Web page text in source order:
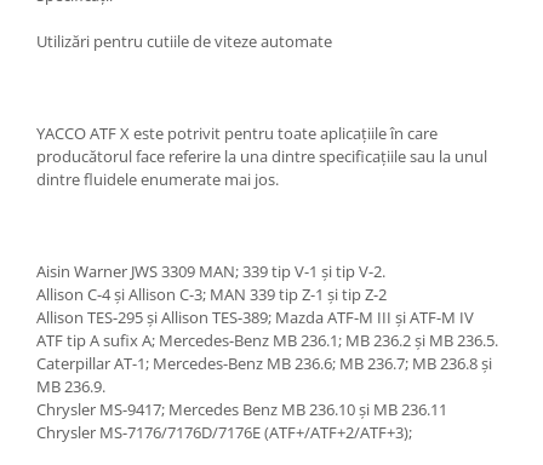
Utilizări pentru cutiile de viteze automate
YACCO ATF X este potrivit pentru toate aplicațiile în care
producătorul face referire la una dintre specificațiile sau la unul
dintre fluidele enumerate mai jos.
Aisin Warner JWS 3309 MAN; 339 tip V-1 și tip V-2.
Allison C-4 și Allison C-3; MAN 339 tip Z-1 și tip Z-2
Allison TES-295 și Allison TES-389; Mazda ATF-M III și ATF-M IV
ATF tip A sufix A; Mercedes-Benz MB 236.1; MB 236.2 și MB 236.5.
Caterpillar AT-1; Mercedes-Benz MB 236.6; MB 236.7; MB 236.8 și
MB 236.9.
Chrysler MS-9417; Mercedes Benz MB 236.10 și MB 236.11
Chrysler MS-7176/7176D/7176E (ATF+/ATF+2/ATF+3);